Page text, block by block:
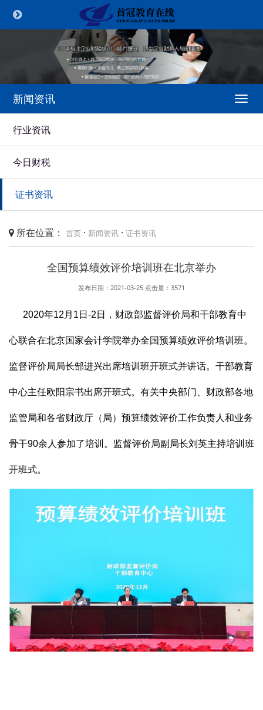
新闻资讯
行业资讯
今日财税
证书资讯
所在位置： 首页 · 新闻资讯 · 证书资讯
全国预算绩效评价培训班在北京举办
发布日期：2021-03-25 点击量： 3571
2020年12月1日-2日，财政部监督评价局和干部教育中
心联合在北京国家会计学院举办全国预算绩效评价培训班。
监督评价局局长郜进兴出席培训班开班式并讲话。干部教育
中心主任欧阳宗书出席开班式。有关中央部门、财政部各地
监管局和各省财政厅（局）预算绩效评价工作负责人和业务
骨干90余人参加了培训。监督评价局副局长刘英主持培训班
开班式。